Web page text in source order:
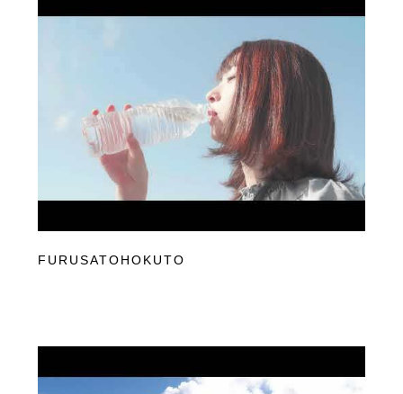
FURUSATOHOKUTO